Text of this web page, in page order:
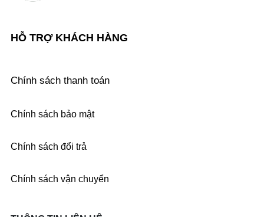
HỖ TRỢ KHÁCH HÀNG
Chính sách thanh toán
Chính sách bảo mật
Chính sách đổi trả
Chính sách vận chuyển